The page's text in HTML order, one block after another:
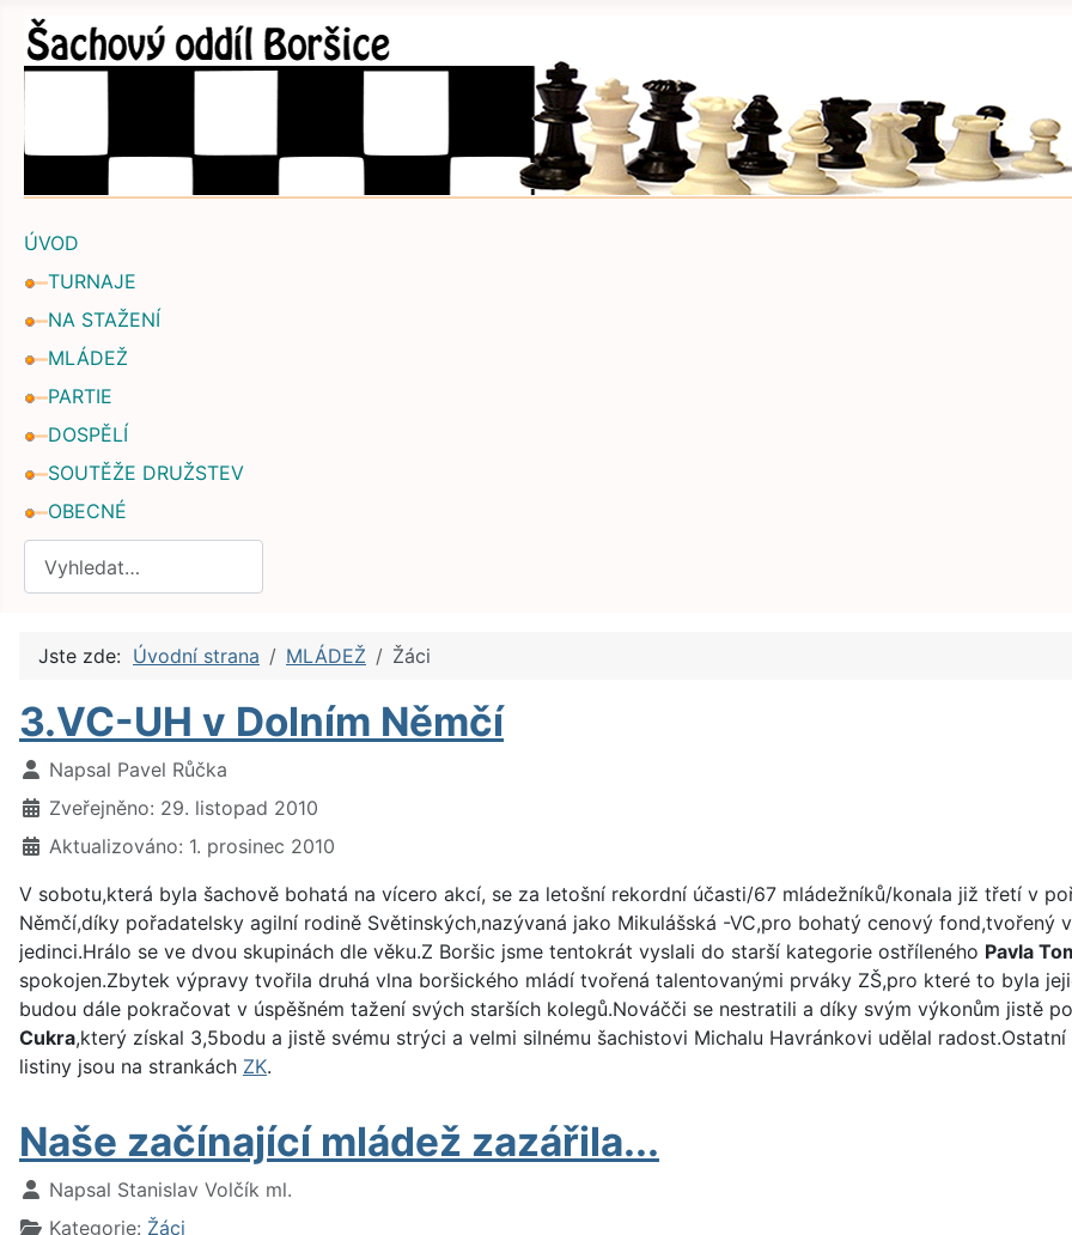
ÚVOD
TURNAJE
NA STAŽENÍ
MLÁDEŽ
PARTIE
DOSPĚLÍ
SOUTĚŽE DRUŽSTEV
OBECNÉ
Jste zde: Úvodní strana MLÁDEŽ Žáci
3.VC-UH v Dolním Němčí
Základní údaje
Napsal Pavel Růčka
Zveřejněno: 29. listopad 2010
Aktualizováno: 1. prosinec 2010
V sobotu,která byla šachově bohatá na vícero akcí, se za letošní rekordní účasti/67 mládežníků/konala již třetí v
Němčí,díky pořadatelsky agilní rodině Světinských,nazývaná jako Mikulášská -VC,pro bohatý cenový fond,tvořený
jedinci.Hrálo se ve dvou skupinách dle věku.Z Boršic jsme tentokrát vyslali do starší kategorie ostříleného Pavla
spokojen.Zbytek výpravy tvořila druhá vlna boršického mládí tvořená talentovanými prváky ZŠ,pro které to byla
budou dále pokračovat v úspěšném tažení svých starších kolegů.Nováčči se nestratili a díky svým výkonům jistě
Cukra,který získal 3,5bodu a jistě svému strýci a velmi silnému šachistovi Michalu Havránkovi udělal
listiny jsou na strankách ZK.
Naše začínající mládež zazářila...
Základní údaje
Napsal Stanislav Volčík ml.
Kategorie: Žáci